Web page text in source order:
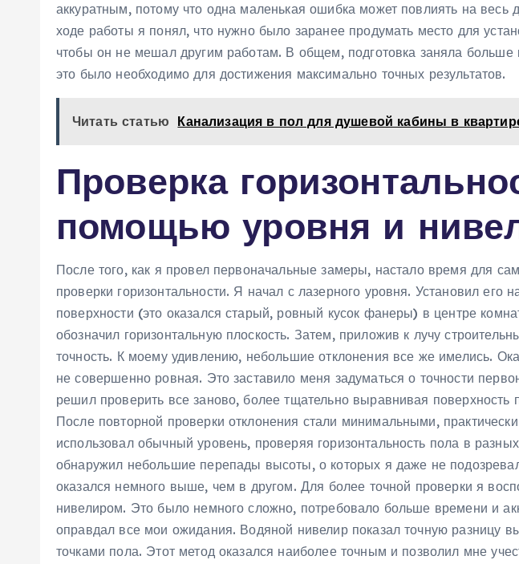
аккуратным, потому что одна маленькая ошибка может повлиять на весь
ходе работы я понял, что нужно было заранее продумать место для
чтобы он не мешал другим работам. В общем, подготовка заняла
это было необходимо для достижения максимально точных результатов.
Читать статью Канализация в пол для душевой кабины в
Проверка
помощью уровня и
После того, как я провел первоначальные замеры, настало время для
проверки горизонтальности. Я начал с лазерного уровня. Установил его
поверхности (это оказался старый, ровный кусок фанеры) в центре
обозначил горизонтальную плоскость. Затем, приложив к лучу
точность. К моему удивлению, небольшие отклонения все же имелись.
не совершенно ровная. Это заставило меня задуматься о точности
решил проверить все заново, более тщательно выравнивая
После повторной проверки отклонения стали минимальными,
использовал обычный уровень, проверяя горизонтальность пола в
обнаружил небольшие перепады высоты, о которых я даже не
оказался немного выше, чем в другом. Для более точной проверки я
нивелиром. Это было немного сложно, потребовало больше времени и
оправдал все мои ожидания. Водяной нивелир показал точную разницу
точками пола. Этот метод оказался наиболее точным и позволил мне